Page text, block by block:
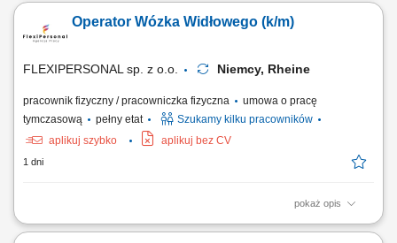
produkcji; realizacja zadań logistycznych na terenie zakładu;
Wymagania prawo jazdy wymagane od każdego kandydata; gotowość
Operator Wózka Widłowego (k/m)
FLEXIPERSONAL sp. z o.o. Niemcy, Rheine
pracownik fizyczny / pracowniczka fizyczna
umowa o pracę
tymczasową
pełny etat
Szukamy kilku pracowników
aplikuj szybko
aplikuj bez CV
1 dni
pokaż opis
Twoje zadania: Obsługa wózka widłowego oraz transport towarów na